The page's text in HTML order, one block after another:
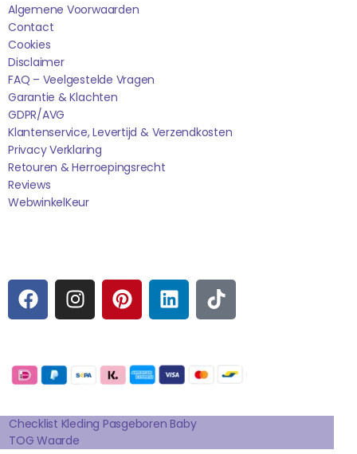
Algemene Voorwaarden
Contact
Cookies
Disclaimer
FAQ – Veelgestelde Vragen
Garantie & Klachten
GDPR/AVG
Klantenservice, Levertijd & Verzendkosten
Privacy Verklaring
Retouren & Herroepingsrecht
Reviews
WebwinkelKEur
F
A
C
B
O
K
I
N
S
A
A
M
P
I
N
E
R
S
T
L
I
N
E
D
N
T
I
K
O
K
Checklist Kleding Pasgeboren Baby
TOG Waarde